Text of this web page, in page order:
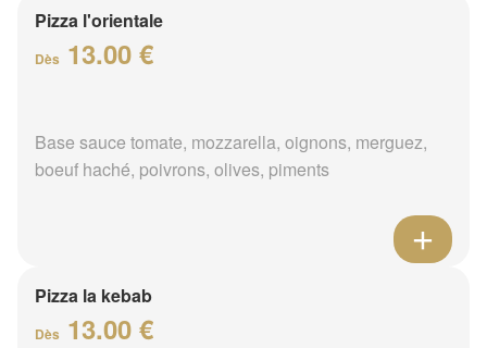
Pizza l'orientale
Dès 13.00 €
Base sauce tomate, mozzarella, oignons, merguez,
boeuf haché, poivrons, olives, piments
Pizza la kebab
Dès 13.00 €